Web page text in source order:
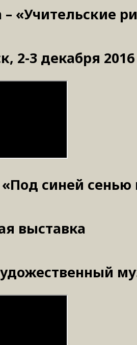
– «Учительские
2-3 декабря
«Под синей
выставка